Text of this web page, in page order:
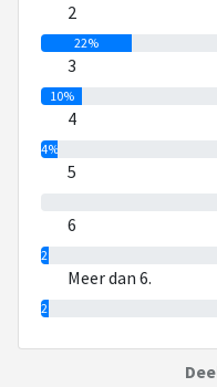
2
22%
3
10%
4
4%
5
6
2%
Meer dan 6.
2%